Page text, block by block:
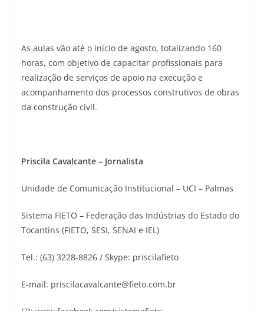
As aulas vão até o início de agosto, totalizando 160
horas, com objetivo de capacitar profissionais para
realização de serviços de apoio na execução e
acompanhamento dos processos construtivos de obras
da construção civil.
Priscila Cavalcante – Jornalista
Unidade de Comunicação Institucional – UCI – Palmas
Sistema FIETO – Federação das Indústrias do Estado do
Tocantins (FIETO, SESI, SENAI e IEL)
Tel.: (63) 3228-8826 / Skype: priscilafieto
E-mail: priscilacavalcante@fieto.com.br